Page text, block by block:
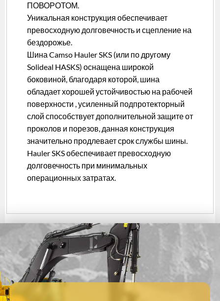
ПОВОРОТОМ.
Уникальная конструкция обеспечивает
превосходную долговечность и сцепление на
бездорожье.
Шина Camso Hauler SKS (или по другому
Solideal HASKS) оснащена широкой
боковиной, благодаря которой, шина
обладает хорошей устойчивостью на рабочей
поверхности , усиленный подпротекторный
слой способствует дополнительной защите от
проколов и порезов, данная конструкция
значительно продлевает срок службы шины.
Hauler SKS обеспечивает превосходную
долговечность при минимальных
операционных затратах.